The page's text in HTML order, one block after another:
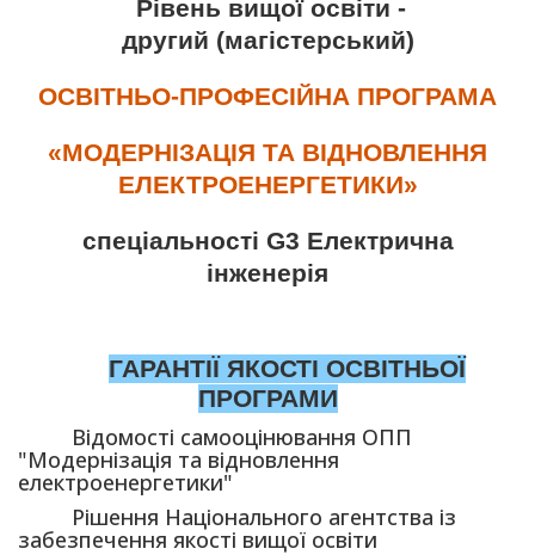
Рівень вищої освіти -
другий (магістерський)
ОСВІТНЬО-ПРОФЕСІЙНА ПРОГРАМА
«МОДЕРНІЗАЦІЯ ТА ВІДНОВЛЕННЯ
ЕЛЕКТРОЕНЕРГЕТИКИ»
спеціальності G3 Електрична
інженерія
ГАРАНТІЇ ЯКОСТІ ОСВІТНЬОЇ
ПРОГРАМИ
Відомості самооцінювання ОПП
"Модернізація та відновлення
електроенергетики"
Рішення Національного агентства із
забезпечення якості вищої освіти